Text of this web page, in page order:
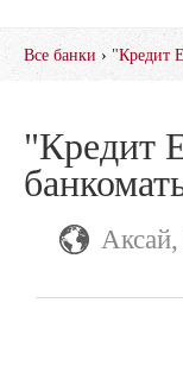
Все банки › "Кредит
"Кредит
Аксай,